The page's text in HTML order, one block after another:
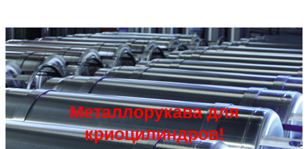
Металлорукава для
криоцилиндров!